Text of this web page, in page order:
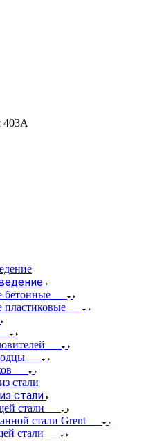
403А
бетонные
пластиковые
стали
стали
стали Grent
стали